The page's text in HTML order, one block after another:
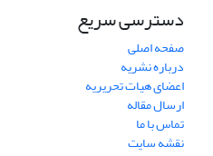
دسترسی سریع
صفحه اصلی
درباره نشریه
اعضای هیات تحریریه
ارسال مقاله
تماس با ما
نقشه سایت